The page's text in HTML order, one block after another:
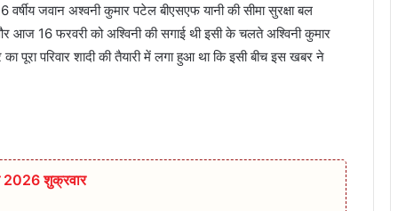
जवान अश्वनी कुमार पटेल बीएसएफ यानी की सीमा सुरक्षा बल
आज 16 फरवरी को अश्विनी की सगाई थी इसी के चलते अश्विनी कुमार
परिवार शादी की तैयारी में लगा हुआ था कि इसी बीच इस खबर ने
2026 शुक्रवार